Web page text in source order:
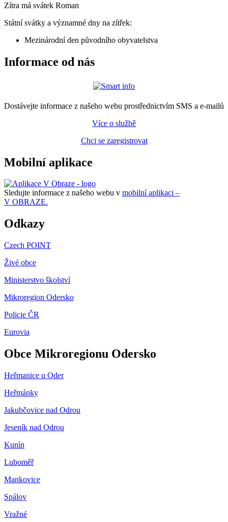
Zítra má svátek Roman
Státní svátky a významné dny na zítřek:
Mezinárodní den původního obyvatelstva
Informace od nás
Dostávejte informace z našeho webu prostřednictvím SMS a e-mailů
Více o službě
Chci se zaregistrovat
Mobilní aplikace
Sledujte informace z našeho webu v mobilní aplikaci –
V OBRAZE.
Odkazy
Czech POINT
Živé obce
Ministerstvo školství
Mikroregion Odersko
Policie ČR
Eurovia
Obce Mikroregionu Odersko
Heřmanice u Oder
Heřmánky
Jakubčovice nad Odrou
Jeseník nad Odrou
Kunín
Luboměř
Mankovice
Spálov
Vražné